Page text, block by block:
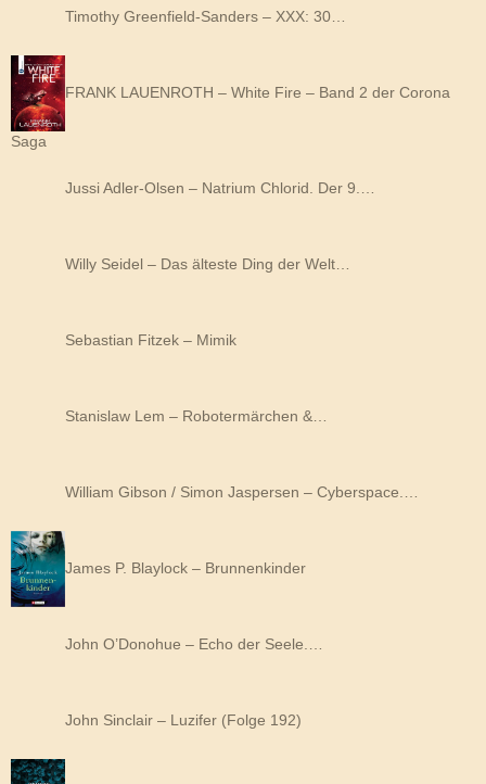
Timothy Greenfield-Sanders – XXX: 30…
FRANK LAUENROTH – White Fire – Band 2 der Corona
Saga
Jussi Adler-Olsen – Natrium Chlorid. Der 9.…
Willy Seidel – Das älteste Ding der Welt…
Sebastian Fitzek – Mimik
Stanislaw Lem – Robotermärchen &…
William Gibson / Simon Jaspersen – Cyberspace.…
James P. Blaylock – Brunnenkinder
John O’Donohue – Echo der Seele.…
John Sinclair – Luzifer (Folge 192)